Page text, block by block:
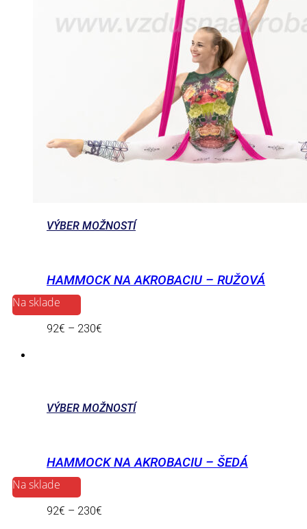
VÝBER MOŽNOSTÍ
HAMMOCK NA AKROBACIU – RUŽOVÁ
Na sklade
92€ – 230€
VÝBER MOŽNOSTÍ
HAMMOCK NA AKROBACIU – ŠEDÁ
Na sklade
92€ – 230€